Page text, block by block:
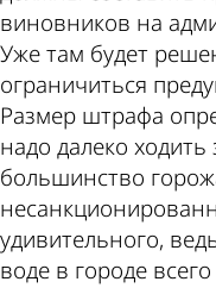
виновников на
Уже там будет
ограничиться
Размер штрафа
надо далеко
большинство
удивительного,
воде в городе